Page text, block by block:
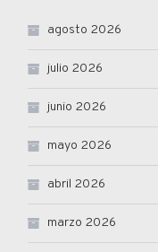
agosto 2026
julio 2026
junio 2026
mayo 2026
abril 2026
marzo 2026